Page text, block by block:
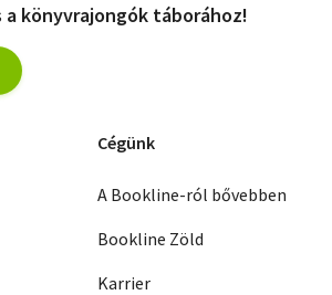
a könyvrajongók táborához!
Cégünk
A Bookline-ról bővebben
Bookline Zöld
Karrier